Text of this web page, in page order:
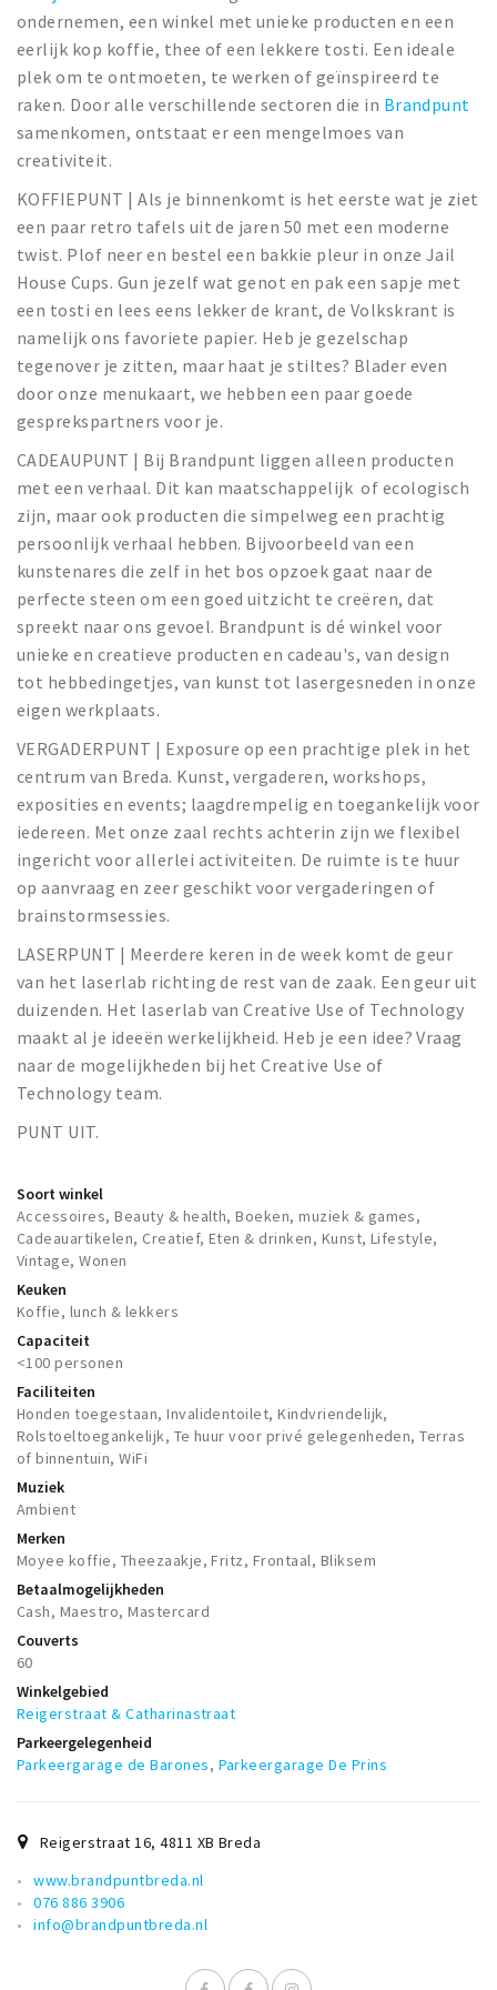
ondernemen, een winkel met unieke producten en een
eerlijk kop koffie, thee of een lekkere tosti. Een ideale
plek om te ontmoeten, te werken of geïnspireerd te
raken. Door alle verschillende sectoren die in Brandpunt
samenkomen, ontstaat er een mengelmoes van
creativiteit.
KOFFIEPUNT | Als je binnenkomt is het eerste wat je ziet
een paar retro tafels uit de jaren 50 met een moderne
twist. Plof neer en bestel een bakkie pleur in onze Jail
House Cups. Gun jezelf wat genot en pak een sapje met
een tosti en lees eens lekker de krant, de Volkskrant is
namelijk ons favoriete papier. Heb je gezelschap
tegenover je zitten, maar haat je stiltes? Blader even
door onze menukaart, we hebben een paar goede
gesprekspartners voor je.
CADEAUPUNT | Bij Brandpunt liggen alleen producten
met een verhaal. Dit kan maatschappelijk of ecologisch
zijn, maar ook producten die simpelweg een prachtig
persoonlijk verhaal hebben. Bijvoorbeeld van een
kunstenares die zelf in het bos opzoek gaat naar de
perfecte steen om een goed uitzicht te creëren, dat
spreekt naar ons gevoel. Brandpunt is dé winkel voor
unieke en creatieve producten en cadeau's, van design
tot hebbedingetjes, van kunst tot lasergesneden in onze
eigen werkplaats.
VERGADERPUNT | Exposure op een prachtige plek in het
centrum van Breda. Kunst, vergaderen, workshops,
exposities en events; laagdrempelig en toegankelijk voor
iedereen. Met onze zaal rechts achterin zijn we flexibel
ingericht voor allerlei activiteiten. De ruimte is te huur
op aanvraag en zeer geschikt voor vergaderingen of
brainstormsessies.
LASERPUNT | Meerdere keren in de week komt de geur
van het laserlab richting de rest van de zaak. Een geur uit
duizenden. Het laserlab van Creative Use of Technology
maakt al je ideeën werkelijkheid. Heb je een idee? Vraag
naar de mogelijkheden bij het Creative Use of
Technology team.
PUNT UIT.
Soort winkel
Accessoires, Beauty & health, Boeken, muziek & games,
Cadeauartikelen, Creatief, Eten & drinken, Kunst, Lifestyle,
Vintage, Wonen
Keuken
Koffie, lunch & lekkers
Capaciteit
<100 personen
Faciliteiten
Honden toegestaan, Invalidentoilet, Kindvriendelijk,
Rolstoeltoegankelijk, Te huur voor privé gelegenheden, Terras
of binnentuin, WiFi
Muziek
Ambient
Merken
Moyee koffie, Theezaakje, Fritz, Frontaal, Bliksem
Betaalmogelijkheden
Cash, Maestro, Mastercard
Couverts
60
Winkelgebied
Reigerstraat & Catharinastraat
Parkeergelegenheid
Parkeergarage de Barones, Parkeergarage De Prins
Reigerstraat 16,4811 XB Breda
www.brandpuntbreda.nl
076 886 3906
info@brandpuntbreda.nl